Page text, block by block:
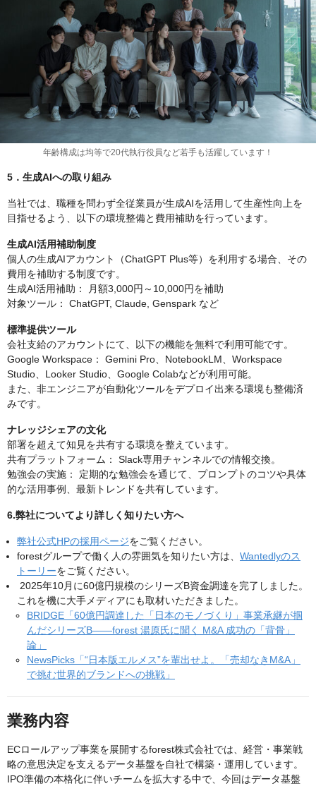
年齢構成は均等で20代執行役員など若手も活躍しています！
5．生成AIへの取り組み
当社では、職種を問わず全従業員が生成AIを活用して生産性向上を
目指せるよう、以下の環境整備と費用補助を行っています。
生成AI活用補助制度
個人の生成AIアカウント（ChatGPT Plus等）を利用する場合、その
費用を補助する制度です。
生成AI活用補助： 月額3,000円～10,000円を補助
対象ツール： ChatGPT, Claude, Genspark など
標準提供ツール
会社支給のアカウントにて、以下の機能を無料で利用可能です。
Google Workspace： Gemini Pro、NotebookLM、Workspace
Studio、Looker Studio、Google Colabなどが利用可能。
また、非エンジニアが自動化ツールをデプロイ出来る環境も整備済
みです。
ナレッジシェアの文化
部署を超えて知見を共有する環境を整えています。
共有プラットフォーム： Slack専用チャンネルでの情報交換。
勉強会の実施： 定期的な勉強会を通じて、プロンプトのコツや具体
的な活用事例、最新トレンドを共有しています。
6.弊社についてより詳しく知りたい方へ
弊社公式HPの採用ページをご覧ください。
forestグループで働く人の雰囲気を知りたい方は、 Wantedlyのス
トーリーをご覧ください。
2025年10月に60億円規模のシリーズB資金調達を完了しました。
これを機に大手メディアにも取材いただきました。
BRIDGE「60億円調達した「日本のモノづくり」事業承継が掴
んだシリーズB——forest 湯原氏に聞く M&A 成功の「背骨」
論」
NewsPicks「“日本版エルメス”を輩出せよ。「売却なきM&A」
で挑む世界的ブランドへの挑戦」
業務内容
ECロールアップ事業を展開するforest株式会社では、経営・事業戦
略の意思決定を支えるデータ基盤を自社で構築・運用しています。
IPO準備の本格化に伴いチームを拡大する中で、今回はデータ基盤